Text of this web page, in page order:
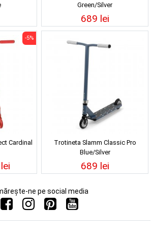
Green/Silver
689 lei
Cardinal
-5%
Trotineta Slamm Classic Pro
Blue/Silver
689 lei
ne pe social media